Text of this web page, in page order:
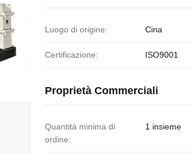
Luogo di origine: Cina
Certificazione: ISO9001
Proprietà Commerciali
Quantità minima di
ordine:
1 insieme